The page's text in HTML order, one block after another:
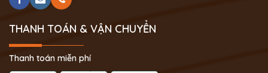
THANH TOÁN & VẬN CHUYỂN
Thanh toán miễn phí